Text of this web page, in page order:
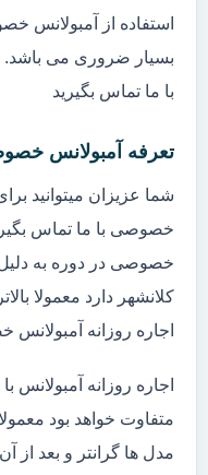
استفاده از آمبولانس
بسیار ضروری می باشد.
با ما تماس بگیرید
تعرفه آمبولانس
شما عزیزان میتوانید
خصوصی با ما تماس
خصوصی در دوره به
کلانشهر دارد معمولا
اجاره روزانه
اجاره روزانه آمبولانس